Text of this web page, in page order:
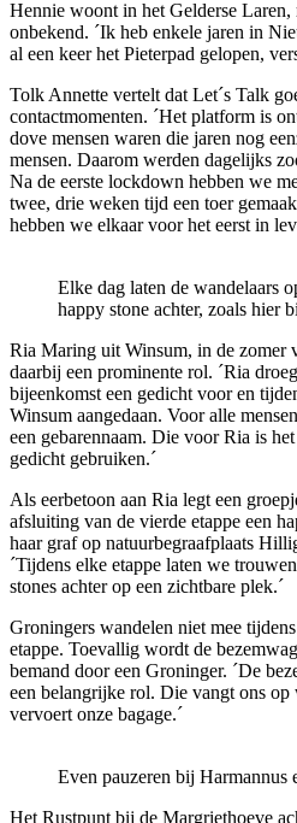
Hennie woont in het Gelderse
onbekend. ´Ik heb enkele jaren in
al een keer het Pieterpad gelopen,
Tolk Annette vertelt dat Let´s Talk
contactmomenten. ´Het platform is
dove mensen waren die jaren nog
mensen. Daarom werden dagelijks
Na de eerste lockdown hebben we
twee, drie weken tijd een toer
hebben we elkaar voor het eerst in
Elke dag laten de wandelaars
happy stone achter, zoals hier
Ria Maring uit Winsum, in de zomer
daarbij een prominente rol. ´Ria
bijeenkomst een gedicht voor en
Winsum aangedaan. Voor alle
een gebarennaam. Die voor Ria is
gedicht gebruiken.´
Als eerbetoon aan Ria legt een
afsluiting van de vierde etappe een
haar graf op natuurbegraafplaats
´Tijdens elke etappe laten we
stones achter op een zichtbare plek.´
Groningers wandelen niet mee
etappe. Toevallig wordt de
bemand door een Groninger. ´De
een belangrijke rol. Die vangt ons op
vervoert onze bagage.´
Even pauzeren bij Harmannus
Het Rustpunt bij de Margriethoeve